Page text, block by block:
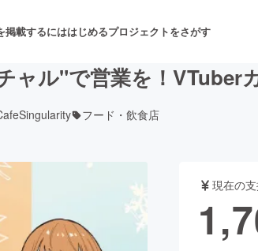
掲載するにははじめるプロジェクトをさがす
舞台・パフォーマンス
発
ル"で営業を！VTuber
フード・飲食店
現在の